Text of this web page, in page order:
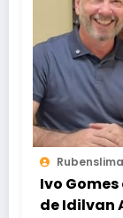
Rubenslima
Ivo
de Idilvan